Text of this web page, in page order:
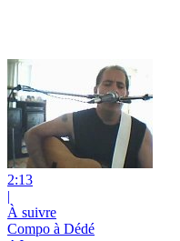
2:13
|
À suivre
Compo à Dédé